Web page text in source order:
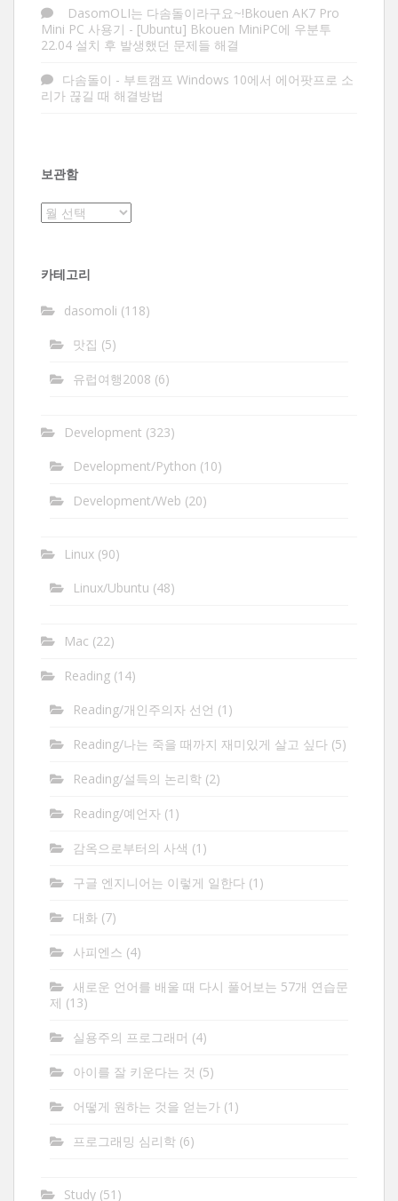
DasomOLI는 다솜돌이라구요~!Bkouen AK7 Pro
Mini PC 사용기 - [Ubuntu] Bkouen MiniPC에 우분투
22.04 설치 후 발생했던 문제들 해결
다솜돌이 - 부트캠프 Windows 10에서 에어팟프로 소
리가 끊길 때 해결방법
보관함
보
카테고리
dasomoli (118)
맛집 (5)
유럽여행2008 (6)
Development (323)
Development/Python (10)
Development/Web (20)
Linux (90)
Linux/Ubuntu (48)
Mac (22)
Reading (14)
Reading/개인주의자 선언 (1)
Reading/나는 죽을 때까지 재미있게 살고 싶다 (5)
Reading/설득의 논리학 (2)
Reading/예언자 (1)
감옥으로부터의 사색 (1)
구글 엔지니어는 이렇게 일한다 (1)
대화 (7)
사피엔스 (4)
새로운 언어를 배울 때 다시 풀어보는 57개 연습문
제 (13)
실용주의 프로그래머 (4)
아이를 잘 키운다는 것 (5)
어떻게 원하는 것을 얻는가 (1)
프로그래밍 심리학 (6)
Study (51)